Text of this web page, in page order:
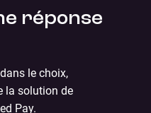
réponse
le choix,
la solution de
Pay.